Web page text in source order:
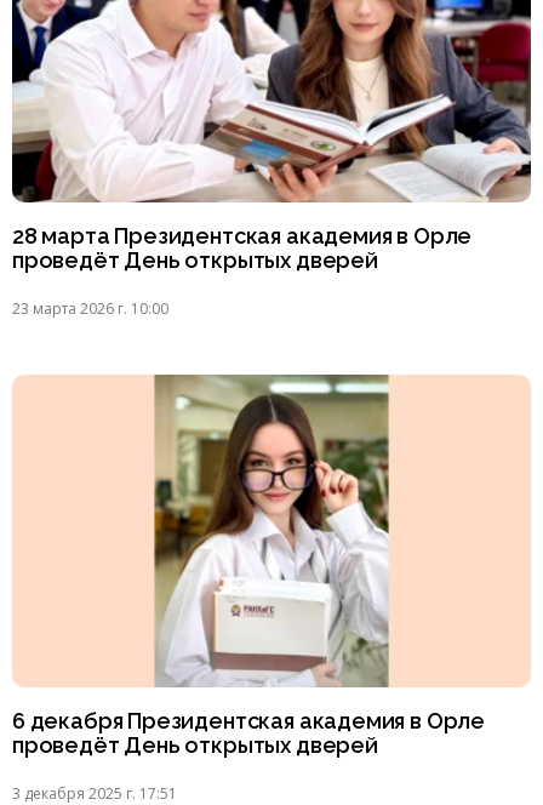
28 марта Президентская академия в Орле
проведёт День открытых дверей
23 марта 2026 г. 10:00
6 декабря Президентская академия в Орле
проведёт День открытых дверей
3 декабря 2025 г. 17:51